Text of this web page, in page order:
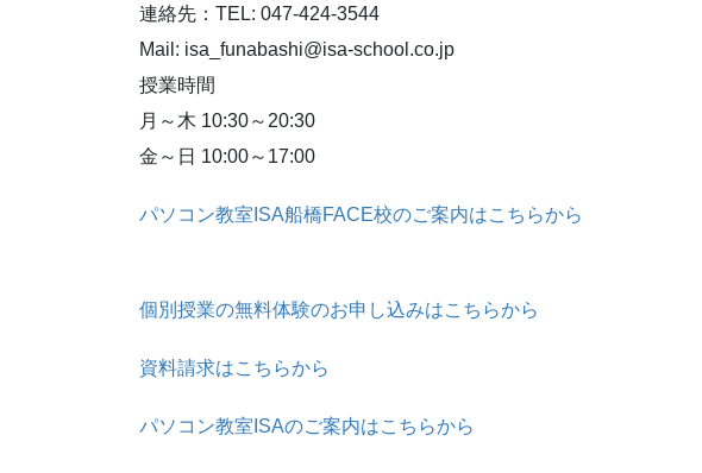
連絡先：TEL: 047-424-3544
Mail: isa_funabashi@isa-school.co.jp
授業時間
月～木 10:30～20:30
金～日 10:00～17:00
パソコン教室ISA船橋FACE校のご案内はこちらから
個別授業の無料体験のお申し込みはこちらから
資料請求はこちらから
パソコン教室ISAのご案内はこちらから